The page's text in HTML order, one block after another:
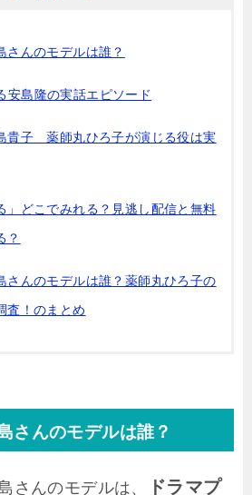
さんのモデルは誰？
安島隆の実話エピソード
貴子 薬師丸ひろ子が演じる役は実
」どこでみれる？見逃し配信と無料
？
さんのモデルは誰？薬師丸ひろ子の
査！のまとめ
さんのモデルは誰？
さんのモデルは、
ドラマプ